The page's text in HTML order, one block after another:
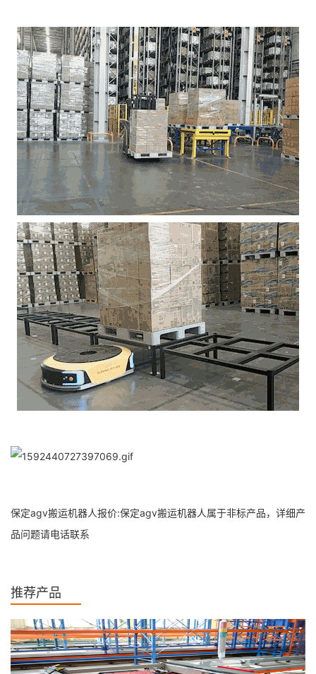
保定agv搬运机器人报价:保定agv搬运机器人属于非标产品，详细产
品问题请电话联系
推荐产品